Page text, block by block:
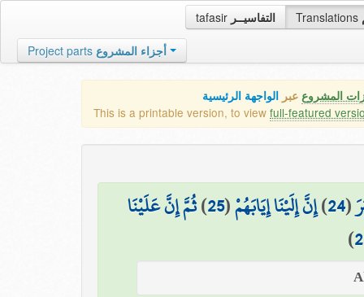
tafasir التفاسيــر Translations
Project parts أجزاء المشروع
المشروع عبر الواجهة الرئيسية
This is a printable version, to view full-featured
(
24
)إِنَّ إِلَيْنَا إِيَابَهُمْ(
25
)ثُمَّ إِنَّ عَلَيْنَا
)